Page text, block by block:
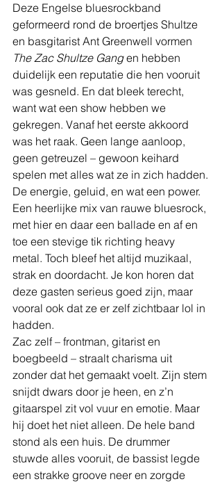
Deze Engelse bluesrockband
geformeerd rond de broertjes Shultze
en basgitarist Ant Greenwell vormen
The Zac Shultze Gang en hebben
duidelijk een reputatie die hen vooruit
was gesneld. En dat bleek terecht,
want wat een show hebben we
gekregen. Vanaf het eerste akkoord
was het raak. Geen lange aanloop,
geen getreuzel – gewoon keihard
spelen met alles wat ze in zich hadden.
De energie, geluid, en wat een power.
Een heerlijke mix van rauwe bluesrock,
met hier en daar een ballade en af en
toe een stevige tik richting heavy
metal. Toch bleef het altijd muzikaal,
strak en doordacht. Je kon horen dat
deze gasten serieus goed zijn, maar
vooral ook dat ze er zelf zichtbaar lol in
hadden.
Zac zelf – frontman, gitarist en
boegbeeld – straalt charisma uit
zonder dat het gemaakt voelt. Zijn stem
snijdt dwars door je heen, en z’n
gitaarspel zit vol vuur en emotie. Maar
hij doet het niet alleen. De hele band
stond als een huis. De drummer
stuwde alles vooruit, de bassist legde
een strakke groove neer en zorgde